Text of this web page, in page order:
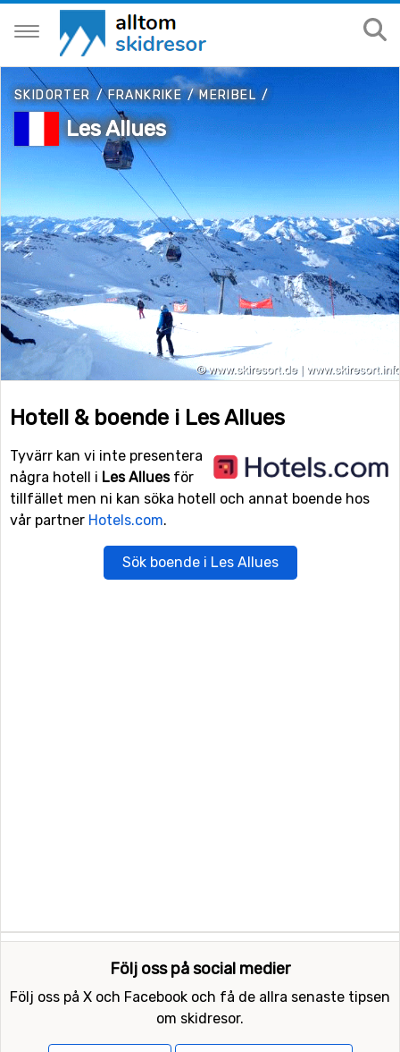
SKIDORTER/FRANKRIKE/MERIBEL/
Les Allues
Hotell & boende i Les Allues
Tyvärr kan vi inte presentera
några hotell i Les Alluesför
tillfället men ni kan söka hotell och annat boende hos
vår partner Hotels.com.
Sök boende i Les Allues
Följ oss på social medier
Följ oss på X och Facebook och få de allra senaste tipsen
om skidresor.